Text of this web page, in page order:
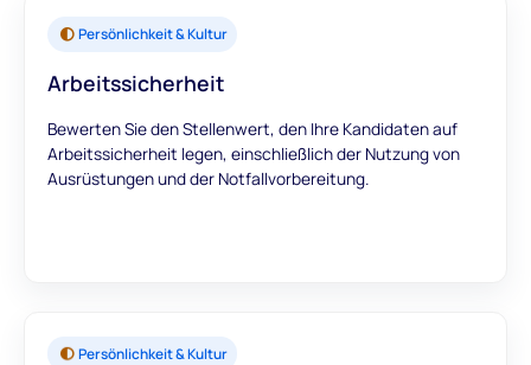
Persönlichkeit & Kultur
Arbeitssicherheit
Bewerten Sie den Stellenwert, den Ihre Kandidaten auf
Arbeitssicherheit legen, einschließlich der Nutzung von
Ausrüstungen und der Notfallvorbereitung.
Persönlichkeit & Kultur